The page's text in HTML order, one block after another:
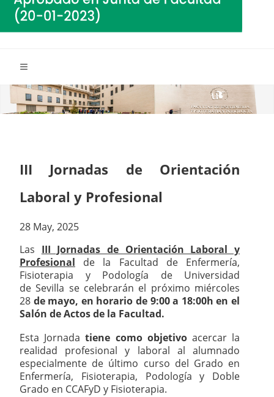
III Jornadas de Orientación
Laboral y Profesional
28 May, 2025
Las III Jornadas de Orientación Laboral y
Profesional
de la
Facultad de Enfermería,
Fisioterapia y Podología de Universidad
de Sevilla se celebrarán el próximo miércoles
28 de mayo, en horario de 9:00 a 18:00h en el
Salón de Actos de la Facultad.
Esta Jornada tiene como objetivoacercar la
realidad profesional y laboral al alumnado
especialmente de último curso del Grado en
Enfermería, Fisioterapia, Podología y Doble
Grado en CCAFyD y Fisioterapia.